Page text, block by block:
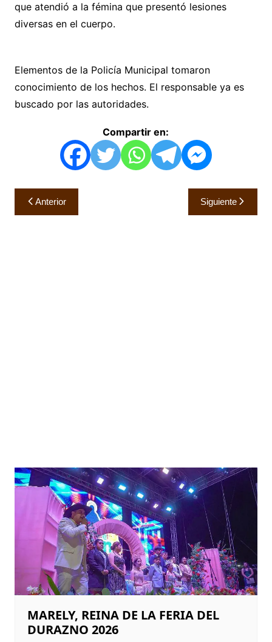
que atendió a la fémina que presentó lesiones
diversas en el cuerpo.
Elementos de la Policía Municipal tomaron
conocimiento de los hechos. El responsable ya es
buscado por las autoridades.
Compartir en:
Navegación
de
Anterior Siguiente
MARELY, REINA DE LA FERIA DEL
DURAZNO 2026